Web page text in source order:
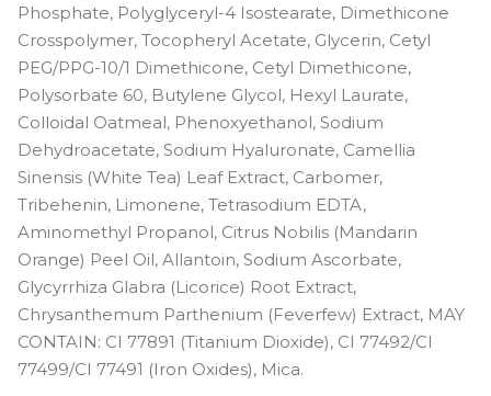
Phosphate, Polyglyceryl-4 Isostearate, Dimethicone
Crosspolymer, Tocopheryl Acetate, Glycerin, Cetyl
PEG/PPG-10/1 Dimethicone, Cetyl Dimethicone,
Polysorbate 60, Butylene Glycol, Hexyl Laurate,
Colloidal Oatmeal, Phenoxyethanol, Sodium
Dehydroacetate, Sodium Hyaluronate, Camellia
Sinensis (White Tea) Leaf Extract, Carbomer,
Tribehenin, Limonene, Tetrasodium EDTA,
Aminomethyl Propanol, Citrus Nobilis (Mandarin
Orange) Peel Oil, Allantoin, Sodium Ascorbate,
Glycyrrhiza Glabra (Licorice) Root Extract,
Chrysanthemum Parthenium (Feverfew) Extract, MAY
CONTAIN: CI 77891 (Titanium Dioxide), CI 77492/CI
77499/CI 77491 (Iron Oxides), Mica.